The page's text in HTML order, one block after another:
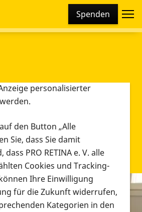
Spenden
verschiedene Cookies und
beinhaltet Cookies und
personalisierter
den Button „Alle
Sie, dass Sie damit
PRO RETINA e. V. alle
Cookies und Tracking-
Ihre Einwilligung
für die Zukunft widerrufen,
Kategorien in den